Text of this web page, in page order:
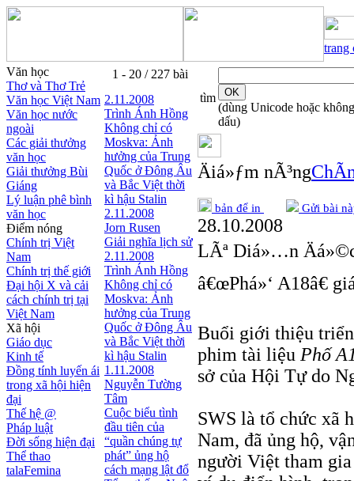
trang
Văn học
Thơ và Thơ Trẻ
Văn học Việt Nam
Văn học nước
ngoài
Các giải thưởng
văn học
Giải thưởng Bùi
Giáng
Lý luận phê bình
văn học
Điểm nóng
Chính trị Việt
Nam
Chính trị thế giới
Đại hội X và cải
cách chính trị tại
Việt Nam
Xã hội
Giáo dục
Kinh tế
Đồng tính luyến ái
trong xã hội hiện
đại
Thế hệ @
Pháp luật
Đời sống hiện đại
Thể thao
talaFemina
1 - 20 / 227 bài
2.11.2008
Trình Ánh Hồng
Không chỉ có
Moskva: Ảnh
hưởng của Trung
Quốc ở Đông Âu
và Bắc Việt thời
kì hậu Stalin
2.11.2008
Jorn Rusen
Giải nghĩa lịch sử
2.11.2008
Trình Ánh Hồng
Không chỉ có
Moskva: Ảnh
hưởng của Trung
Quốc ở Đông Âu
và Bắc Việt thời
kì hậu Stalin
1.11.2008
Nguyễn Tường
Tâm
Cuộc biểu tình
đầu tiên của
“quần chúng tự
phát” ủng hộ
cách mạng lật đổ
tìm
(dùng Unicode hoặc không
dấu)
Äiá»ƒm nÃ³ng
bản để in Gửi bài
28.10.2008
LÃª Diá»…n
â€œPhá»‘ A18â€
Buổi giới thiệu
phim tài liệu Phố
sở của Hội Tự do
SWS là tổ chức xã
Nam, đã ủng hộ,
người Việt tham